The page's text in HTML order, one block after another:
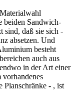
beiden Sandwich-
sind, daß sie sich -
absetzen. Und
besteht
auch aus
in der Art einer
vorhandenes
Planschränke - , ist